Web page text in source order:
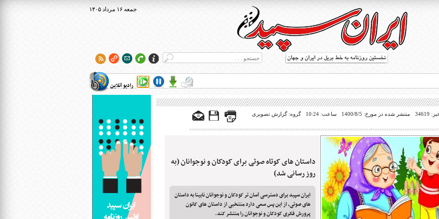
۱۴۰۵ جمعه ۱۶ مرداد
رادیو آنلاین
بریل در جهان
منتشر شده در مورخ: 1400/8/5 ساعت: 10:24 گروه: گزارش تصویری
داستان های کوتاه صوتی برای کودکان و نوجوانان (به
روز رسانی شد)
ایران سپید برای دسترسی آسان تر کودکان و نوجوانان نابینا به داستان
های صوتی، از این پس سعی دارد منتخبی از داستان های کانون
پرورش فکری کودکان و نوجوانان را منتشر کند.